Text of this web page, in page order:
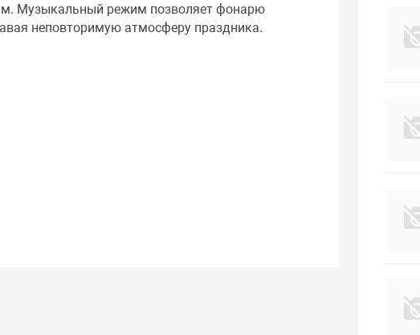
Музыкальный режим позволяет фонарю
неповторимую атмосферу праздника.